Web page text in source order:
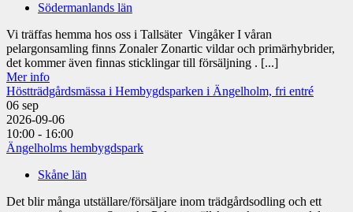
Södermanlands län
Vi träffas hemma hos oss i Tallsäter Vingåker I våran
pelargonsamling finns Zonaler Zonartic vildar och primärhybrider,
det kommer även finnas sticklingar till försäljning . [...]
Mer info
Höstträdgårdsmässa i Hembygdsparken i Ängelholm, fri entré
06 sep
2026-09-06
10:00 - 16:00
Ängelholms hembygdspark
Skåne län
Det blir många utställare/försäljare inom trädgårdsodling och ett